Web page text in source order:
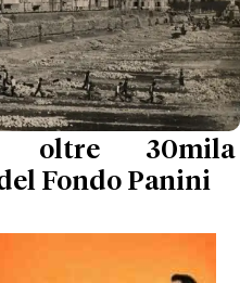
oltre 30mila
Fondo Panini